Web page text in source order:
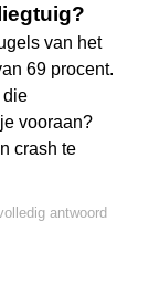
van het
69 procent.
die
vooraan?
crash te
antwoord